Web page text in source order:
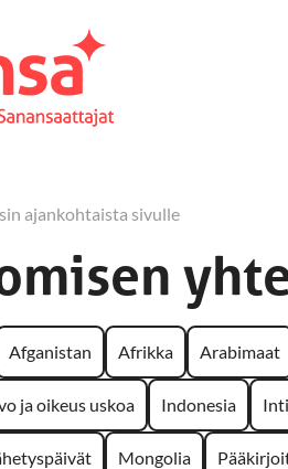
ajankohtaista sivulle
Afganistan Afrikka Arabimaat
ja oikeus uskoa Indonesia
Mongolia